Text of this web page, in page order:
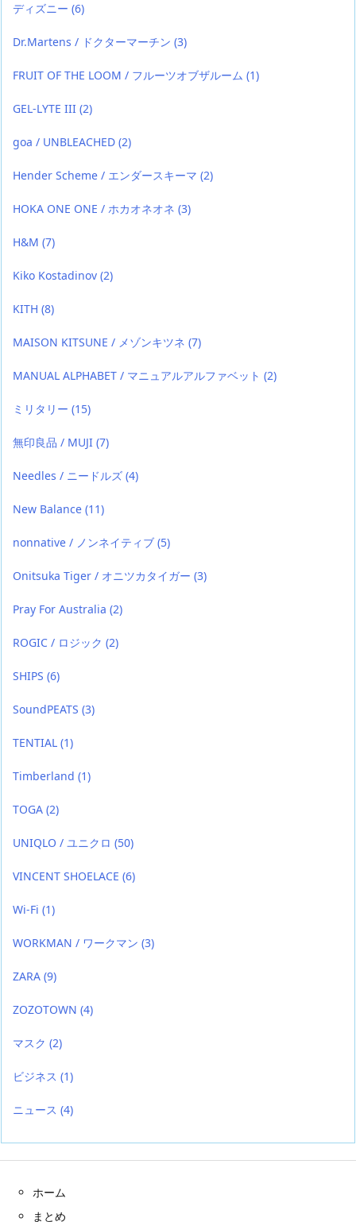
ディズニー (6)
Dr.Martens / ドクターマーチン (3)
FRUIT OF THE LOOM / フルーツオブザルーム (1)
GEL-LYTE III (2)
goa / UNBLEACHED (2)
Hender Scheme / エンダースキーマ (2)
HOKA ONE ONE / ホカオネオネ (3)
H&M (7)
Kiko Kostadinov (2)
KITH (8)
MAISON KITSUNE / メゾンキツネ (7)
MANUAL ALPHABET / マニュアルアルファベット (2)
ミリタリー (15)
無印良品 / MUJI (7)
Needles / ニードルズ (4)
New Balance (11)
nonnative / ノンネイティブ (5)
Onitsuka Tiger / オニツカタイガー (3)
Pray For Australia (2)
ROGIC / ロジック (2)
SHIPS (6)
SoundPEATS (3)
TENTIAL (1)
Timberland (1)
TOGA (2)
UNIQLO / ユニクロ (50)
VINCENT SHOELACE (6)
Wi-Fi (1)
WORKMAN / ワークマン (3)
ZARA (9)
ZOZOTOWN (4)
マスク (2)
ビジネス (1)
ニュース (4)
ホーム
まとめ